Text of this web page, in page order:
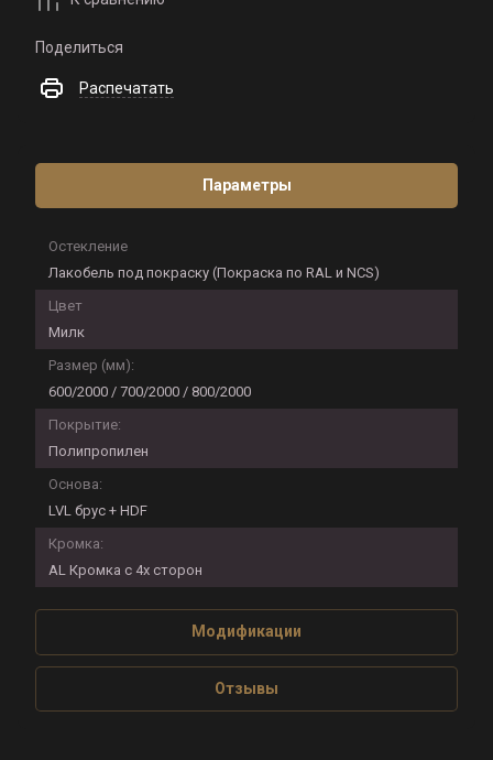
Поделиться
Распечатать
Параметры
Остекление
Лакобель под покраску (Покраска по RAL и NCS)
Цвет
Милк
Размер (мм):
600/2000 / 700/2000 / 800/2000
Покрытие:
Полипропилен
Основа:
LVL брус + HDF
Кромка:
AL Кромка с 4х сторон
Модификации
Отзывы